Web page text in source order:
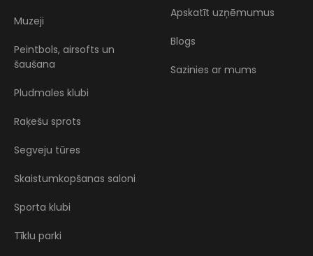
Muzeji
Peintbols, airsofts un
šaušana
Pludmales klubi
Raķešu sprots
Segveju tūres
Skaistumkopšanas saloni
Sporta klubi
Tīklu parki
Apskatīt uzņēmumus
Blogs
Sazinies ar mums